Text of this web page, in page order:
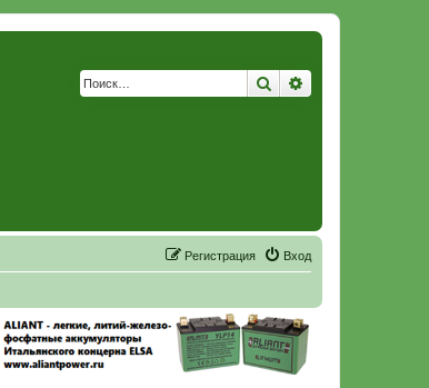
Поиск
Вход
Регистрация